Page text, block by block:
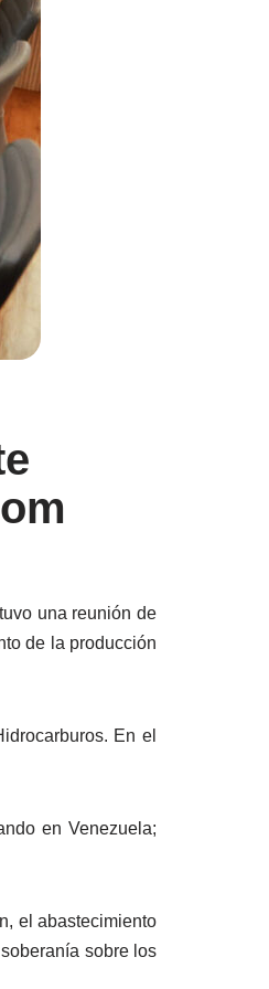
una reunión de
de la producción
En el
en Venezuela;
el abastecimiento
sobre los